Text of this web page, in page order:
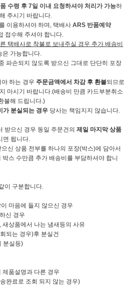
수령 후 7일 이내 요청하셔야 처리가 가능하
주시기 바랍니다.
이용하셔야 하며, 택배사 ARS 반품예약
접수해 주셔야 합니다.
택배사로 착불로 보내주실 경우 추가 배송비
은 가능합니다.
파손되지 않도록 받으신 그대로 단단히 포장
하는 경우 주문금액에서 차감 후 환불되므로
마시기 바랍니다.(배송비 만큼 카드부분취소
불해 드립니다.)
가 분실되는 경우 당사는 책임지지 않습니다.
받으신 경우 동일 주문건의 제일 마지막 상품
면 됩니다.
상품 전부를 하나의 포장(박스)에 담아서
스 수만큼 추가 배송비를 부담하셔야 합니
이 구분합니다.
음에 들지 않으신 경우
신 경우
품에서 나는 냄새등의 사유
는 경우)후 분실건
실등)
품설명과 다른 경우
료로 조회 되지 않는 경우)